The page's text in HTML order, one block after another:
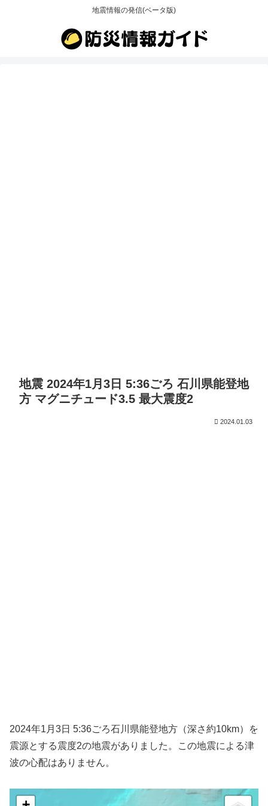
地震情報の発信(ベータ版)
地震 2024年1月3日 5:36ごろ 石川県能登地
方 マグニチュード3.5 最大震度2
2024.01.03
2024年1月3日 5:36ごろ石川県能登地方（深さ約10km）を
震源とする震度2の地震がありました。この地震による津
波の心配はありません。